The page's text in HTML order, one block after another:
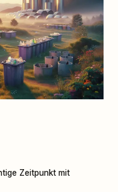
Zeitpunkt mit